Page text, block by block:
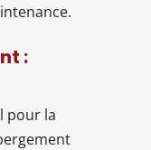
:
pour la